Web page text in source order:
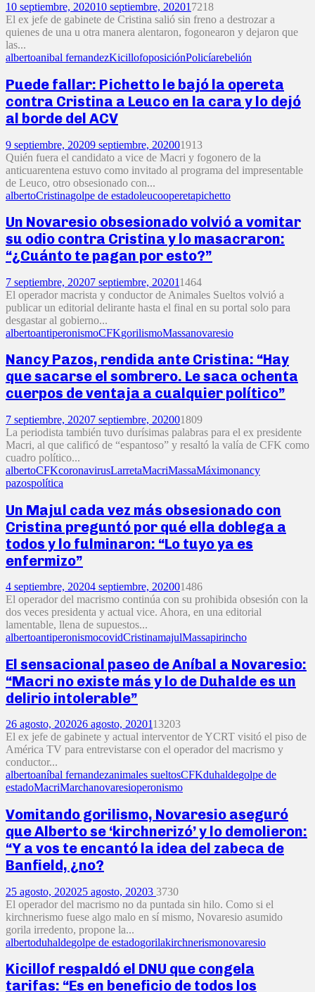
10 septiembre, 202010 septiembre, 202017218
El ex jefe de gabinete de Cristina salió sin freno a destrozar a
quienes de una u otra manera alentaron, fogonearon y dejaron que
las...
albertoanibal fernandezKicillofoposiciónPolicíarebelión
Puede fallar: Pichetto le bajó la opereta
contra Cristina a Leuco en la cara y lo dejó
al borde del ACV
9 septiembre, 20209 septiembre, 202001913
Quién fuera el candidato a vice de Macri y fogonero de la
anticuarentena estuvo como invitado al programa del impresentable
de Leuco, otro obsesionado con...
albertoCristinagolpe de estadoleucooperetapichetto
Un Novaresio obsesionado volvió a vomitar
su odio contra Cristina y lo masacraron:
“¿Cuánto te pagan por esto?”
7 septiembre, 20207 septiembre, 202011464
El operador macrista y conductor de Animales Sueltos volvió a
publicar un editorial delirante hasta el final en su portal solo para
desgastar al gobierno...
albertoantiperonismoCFKgorilismoMassanovaresio
Nancy Pazos, rendida ante Cristina: “Hay
que sacarse el sombrero. Le saca ochenta
cuerpos de ventaja a cualquier político”
7 septiembre, 20207 septiembre, 202001809
La periodista también tuvo durísimas palabras para el ex presidente
Macri, al que calificó de “espantoso” y resaltó la valía de CFK como
cuadro político...
albertoCFKcoronavirusLarretaMacriMassaMáximonancy
pazospolítica
Un Majul cada vez más obsesionado con
Cristina preguntó por qué ella doblega a
todos y lo fulminaron: “Lo tuyo ya es
enfermizo”
4 septiembre, 20204 septiembre, 202001486
El operador del macrismo continúa con su prohibida obsesión con la
dos veces presidenta y actual vice. Ahora, en una editorial
lamentable, llena de supuestos...
albertoantiperonismocovidCristinamajulMassapirincho
El sensacional paseo de Aníbal a Novaresio:
“Macri no existe más y lo de Duhalde es un
delirio intolerable”
26 agosto, 202026 agosto, 2020113203
El ex jefe de gabinete y actual interventor de YCRT visitó el piso de
América TV para entrevistarse con el operador del macrismo y
conductor...
albertoaníbal fernandezanimales sueltosCFKduhaldegolpe de
estadoMacriMarchanovaresioperonismo
Vomitando gorilismo, Novaresio aseguró
que Alberto se ‘kirchnerizó’ y lo demolieron:
“Y a vos te encantó la idea del zabeca de
Banfield, ¿no?
25 agosto, 202025 agosto, 20203 3730
El operador del macrismo no da puntada sin hilo. Como si el
kirchnerismo fuese algo malo en sí mismo, Novaresio asumido
gorila irredento, propone la...
albertoduhaldegolpe de estadogorilakirchnerismonovaresio
Kicillof respaldó el DNU que congela
tarifas: “Es en beneficio de todos los